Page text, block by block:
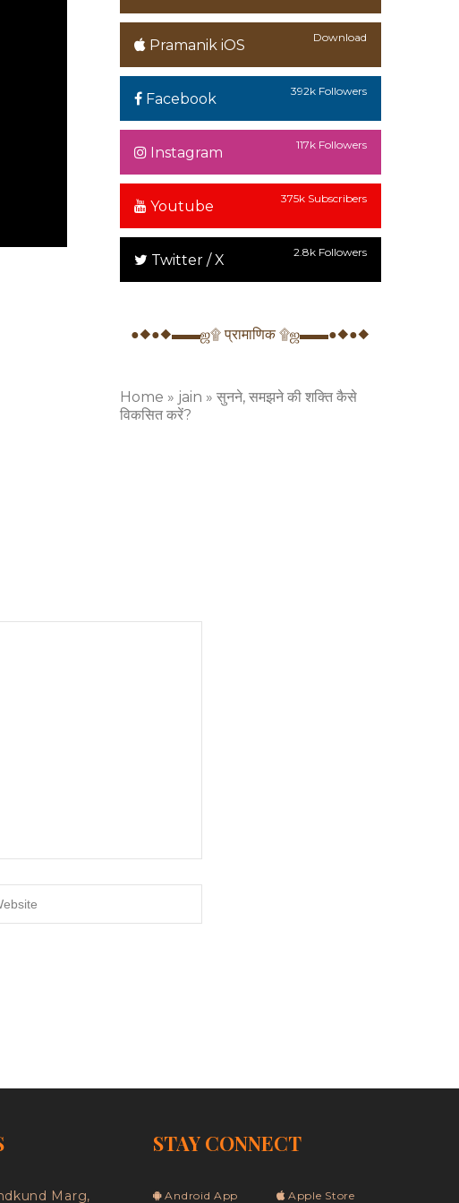
Pramanik iOS Download
Facebook 392k Followers
Instagram 117k Followers
Youtube 375k Subscribers
Twitter / X 2.8k Followers
●◆●◆▬▬ஜ۩ प्रामाणिक ۩ஜ▬▬●◆●◆
Home » jain » सुनने, समझने की शक्ति कैसे
विकसित करें?
Marg,
STAY CONNECT
Android App Apple Store